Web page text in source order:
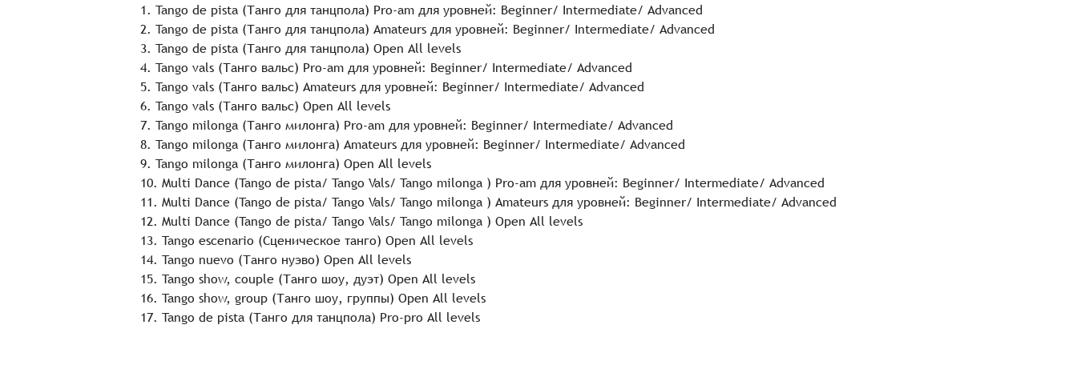
1. Tango de pista (Танго для танцпола) Pro-am для уровней: Beginner/ Intermediate/ Advanced
2. Tango de pista (Танго для танцпола) Amateurs для уровней: Beginner/ Intermediate/ Advanced
3. Tango de pista (Танго для танцпола) Open All levels
4. Tango vals (Танго вальс) Pro-am для уровней: Beginner/ Intermediate/ Advanced
5. Tango vals (Танго вальс) Amateurs для уровней: Beginner/ Intermediate/ Advanced
6. Tango vals (Танго вальс) Open All levels
7. Tango milonga (Танго милонга) Pro-am для уровней: Beginner/ Intermediate/ Advanced
8. Tango milonga (Танго милонга) Amateurs для уровней: Beginner/ Intermediate/ Advanced
9. Tango milonga (Танго милонга) Open All levels
10. Multi Dance (Tango de pista/ Tango Vals/ Tango milonga ) Pro-am для уровней: Beginner/ Intermediate/ Advanced
11. Multi Dance (Tango de pista/ Tango Vals/ Tango milonga ) Amateurs для уровней: Beginner/ Intermediate/ Advanced
12. Multi Dance (Tango de pista/ Tango Vals/ Tango milonga ) Open All levels
13. Tango escenario (Сценическое танго) Open All levels
14. Tango nuevo (Танго нуэво) Open All levels
15. Tango show, couple (Танго шоу, дуэт) Open All levels
16. Tango show, group (Танго шоу, группы) Open All levels
17. Tango de pista (Танго для танцпола) Pro-pro All levels